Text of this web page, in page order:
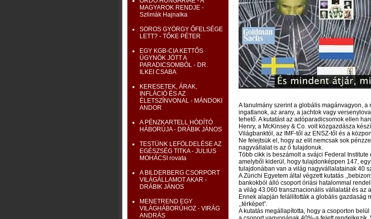
MAGYAROK RENDJE -
Szlimák Hajnalka
SOROS GYÖRGY ŐFELSÉGE
LETT? - TŐKE PÉTER
EGY KGB-CIA KETTŐS
ÜGYNÖK JÖTT A
PARADICSOMBÓL - DR.
ILKEI CSABA
KERESETEK, ÁRAK,
INFLÁCIÓ ÉS AZ
ÉLETSZÍNVONAL - MÁNDOKI
ANDOR
A PÉNZKARTELL HÓDÍTÓ
HÁBORÚJA - DRÁBIK JÁNOS
TESTÜNK LEFÖLDELÉSE AZ
EGÉSZSÉG TITKA - JULIUS
MOHÁCSI rovata
A BILDERBERG CSORPORT
VILÁGÁLLAMOT AKAR -
DRÁBIK JÁNOS
MENETREND EGY
VILÁGHÁBORÚHOZ - VIRÁG
ANDRÁS
A tanulmány szerint a globális magánvagyon,
ingatlanok, az arany, a jachtok vagy
tehető. A kutatást az adóparadicsomok ellen
Henry, a McKinsey & Co. volt közgazdásza
Világbanktól, az IMF-től az ENSZ-től és a
Ne felejtsük el, hogy az elit nemcsak sok
nagyvállalat is az ő tulajdonuk.
Több cikk is beszámolt a svájci Federal
amelyből kiderül, hogy tulajdonképpen 147,
tulajdonában van a világ nagyvállalatainak 40
A Zürichi Egyetem által végzett kutatás
bankokból álló csoport óriási hatalommal
a világ 43.060 transznacionális vállalatát és az
Ennek alapján felállították a globális gazdaság
,,térképet”.
A kutatás megállapította, hogy a csoporton